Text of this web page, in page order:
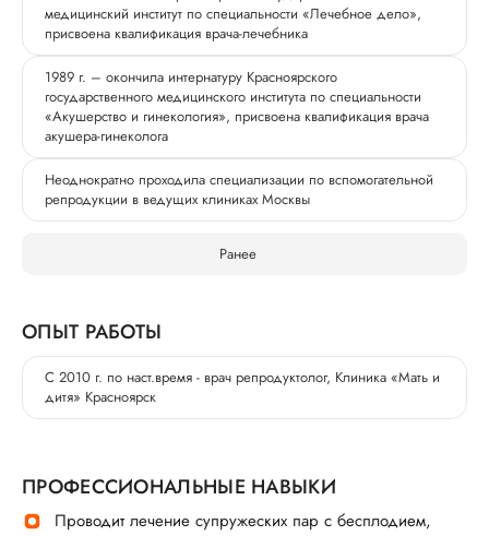
медицинский институт по специальности «Лечебное дело»,
присвоена квалификация врача-лечебника
1989 г. – окончила интернатуру Красноярского
государственного медицинского института по специальности
«Акушерство и гинекология», присвоена квалификация врача
акушера-гинеколога
Неоднократно проходила специализации по вспомогательной
репродукции в ведущих клиниках Москвы
Ранее
ОПЫТ РАБОТЫ
С 2010 г. по наст.время - врач репродуктолог, Клиника «Мать и
дитя» Красноярск
ПРОФЕССИОНАЛЬНЫЕ НАВЫКИ
Проводит лечение супружеских пар с бесплодием,